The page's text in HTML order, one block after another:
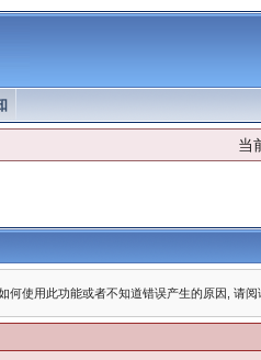
当
何使用此功能或者不知道错误产生的原因, 请